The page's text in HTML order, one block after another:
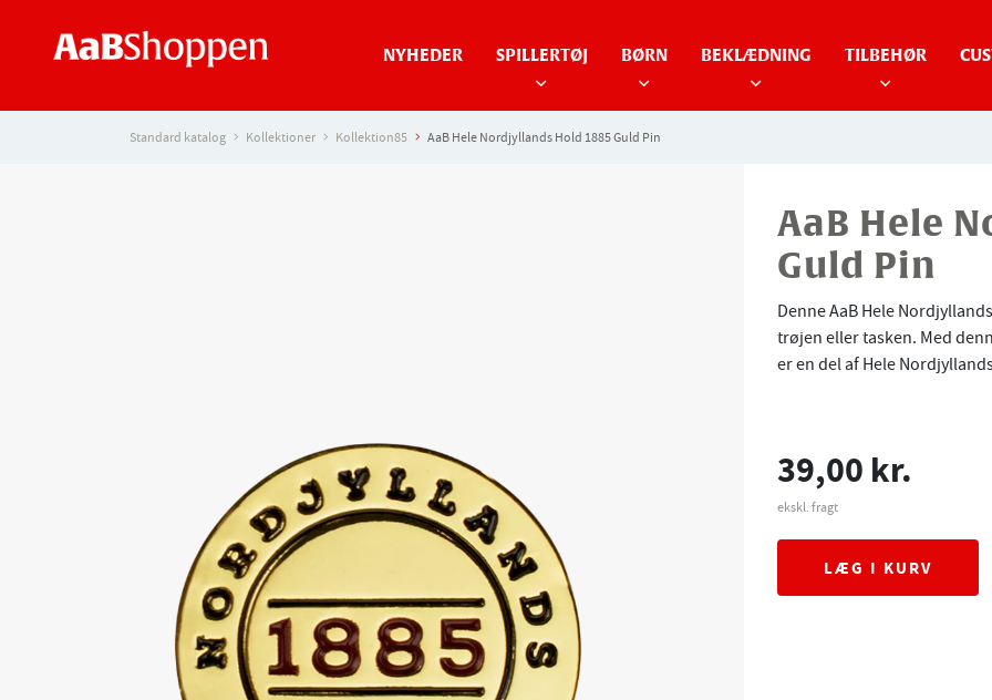
NYHEDER SPILLERTØJ BØRN BEKLÆDNING TILBEHØR
Standard katalog Kollektioner Kollektion85 AaB Hele Nordjyllands Hold 1885 Guld Pin
AaB Hele
Guld Pin
Denne AaB Hele
trøjen eller tasken. Med
er en del af Hele
39,00 kr.
ekskl. fragt
LÆG I KURV